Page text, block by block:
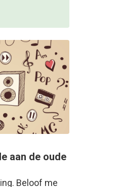
aan de oude
Beloof me